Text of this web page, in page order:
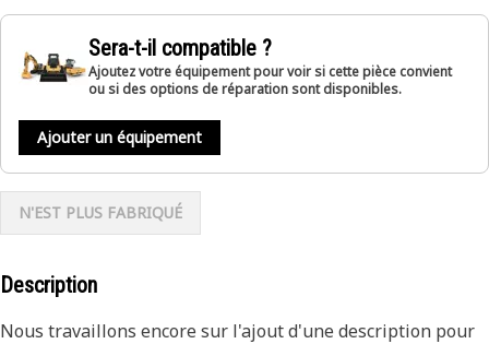
Sera-t-il compatible ?
Ajoutez votre équipement pour voir si cette pièce convient
ou si des options de réparation sont disponibles.
Ajouter un équipement
N'EST PLUS FABRIQUÉ
Description
Nous travaillons encore sur l'ajout d'une description pour